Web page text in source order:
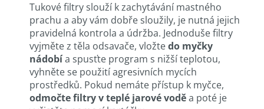
Tukové filtry slouží k zachytávání mastného
prachu a aby vám dobře sloužily, je nutná jejich
pravidelná kontrola a údržba. Jednoduše filtry
vyjměte z těla odsavače, vložtedo myčky
nádobía spusťte program s nižší teplotou,
vyhněte se použití agresivních mycích
prostředků. Pokud nemáte přístup k myčce,
odmočte filtry v teplé jarové voděa poté je